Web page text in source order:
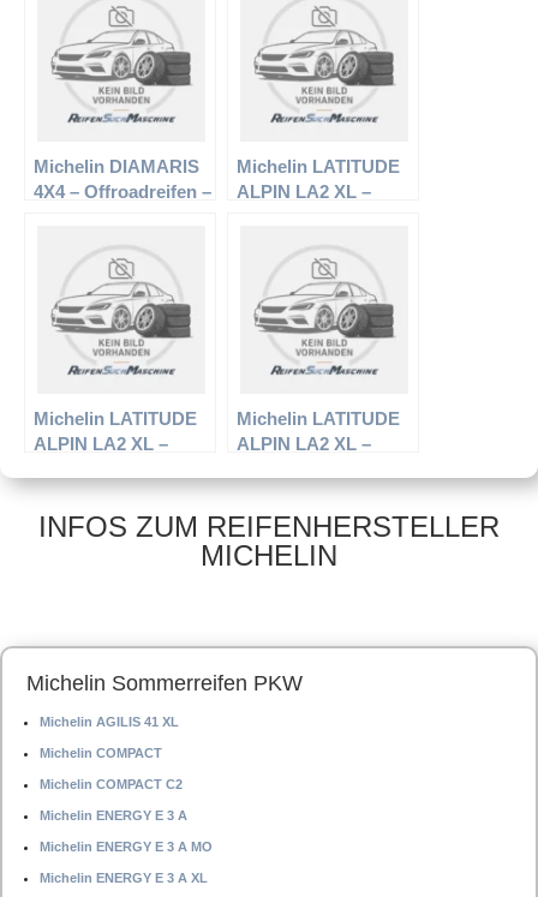
Sommerreifen
Sommerreifen
Michelin DIAMARIS
4X4 – Offroadreifen –
Michelin LATITUDE
ALPIN LA2 XL –
Winterreifen
Michelin LATITUDE
ALPIN LA2 XL –
225/60 R18 104 H –
Winterreifen
Michelin LATITUDE
ALPIN LA2 XL –
255/55 R19 111 V –
Winterreifen
INFOS ZUM REIFENHERSTELLER
MICHELIN
Michelin Sommerreifen PKW
Michelin AGILIS 41 XL
Michelin COMPACT
Michelin COMPACT C2
Michelin ENERGY E 3 A
Michelin ENERGY E 3 A MO
Michelin ENERGY E 3 A XL